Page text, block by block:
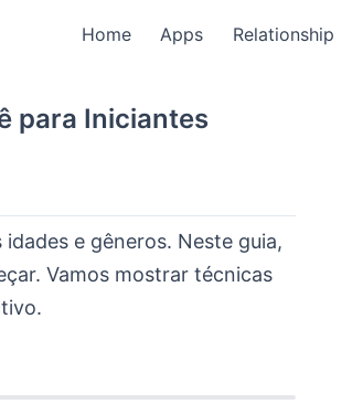
Home Apps Relationship
para Iniciantes
e gêneros. Neste guia,
Vamos mostrar técnicas